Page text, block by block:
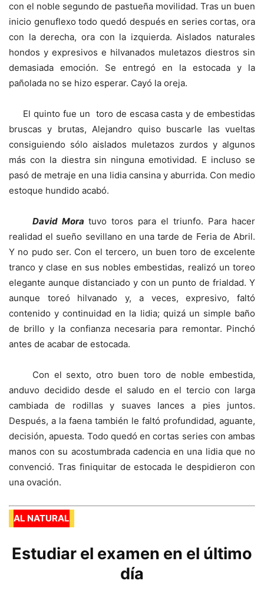
con el noble segundo de pastueña movilidad. Tras un buen
inicio genuflexo todo quedó después en series cortas, ora
con la derecha, ora con la izquierda. Aislados naturales
hondos y expresivos e hilvanados muletazos diestros sin
demasiada emoción. Se entregó en la estocada y la
pañolada no se hizo esperar. Cayó la oreja.
El quinto fue un toro de escasa casta y de embestidas
bruscas y brutas, Alejandro quiso buscarle las vueltas
consiguiendo sólo aislados muletazos zurdos y algunos
más con la diestra sin ninguna emotividad. E incluso se
pasó de metraje en una lidia cansina y aburrida. Con medio
estoque hundido acabó.
David Mora tuvo toros para el triunfo. Para hacer
realidad el sueño sevillano en una tarde de Feria de Abril.
Y no pudo ser. Con el tercero, un buen toro de excelente
tranco y clase en sus nobles embestidas, realizó un toreo
elegante aunque distanciado y con un punto de frialdad. Y
aunque toreó hilvanado y, a veces, expresivo, faltó
contenido y continuidad en la lidia; quizá un simple baño
de brillo y la confianza necesaria para remontar. Pinchó
antes de acabar de estocada.
Con el sexto, otro buen toro de noble embestida,
anduvo decidido desde el saludo en el tercio con larga
cambiada de rodillas y suaves lances a pies juntos.
Después, a la faena también le faltó profundidad, aguante,
decisión, apuesta. Todo quedó en cortas series con ambas
manos con su acostumbrada cadencia en una lidia que no
convenció. Tras finiquitar de estocada le despidieron con
una ovación.
AL NATURAL
Estudiar el examen en el último
día